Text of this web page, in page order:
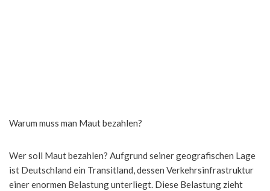
Warum muss man Maut bezahlen?
Wer soll Maut bezahlen? Aufgrund seiner geografischen Lage
ist Deutschland ein Transitland, dessen Verkehrsinfrastruktur
einer enormen Belastung unterliegt. Diese Belastung zieht